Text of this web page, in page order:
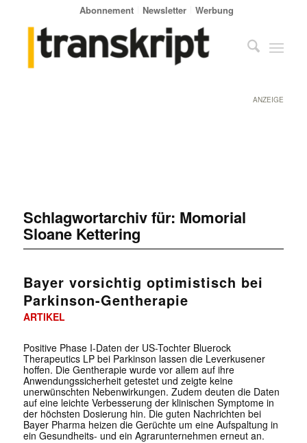
Abonnement Newsletter Werbung
ANZEIGE
Schlagwortarchiv für: Momorial
Sloane Kettering
Bayer vorsichtig optimistisch bei
Parkinson-Gentherapie
ARTIKEL
Positive Phase I-Daten der US-Tochter Bluerock
Therapeutics LP bei Parkinson lassen die Leverkusener
hoffen. Die Gentherapie wurde vor allem auf ihre
Anwendungssicherheit getestet und zeigte keine
unerwünschten Nebenwirkungen. Zudem deuten die Daten
auf eine leichte Verbesserung der klinischen Symptome in
der höchsten Dosierung hin. Die guten Nachrichten bei
Bayer Pharma heizen die Gerüchte um eine Aufspaltung in
ein Gesundheits- und ein Agrarunternehmen erneut an.